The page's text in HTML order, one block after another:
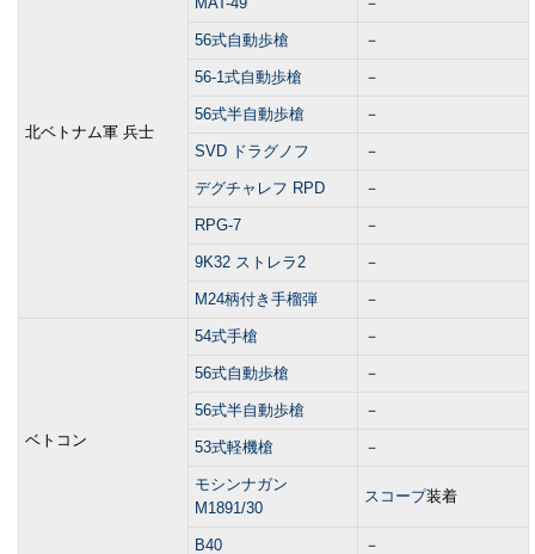
北ベトナム軍 兵士
56式自動歩槍 －
56-1式自動歩槍 －
56式半自動歩槍 －
SVD ドラグノフ －
デグチャレフ RPD －
RPG-7 －
9K32 ストレラ2 －
M24柄付き手榴弾 －
ベトコン
54式手槍 －
56式自動歩槍 －
56式半自動歩槍 －
53式軽機槍 －
モシンナガン
M1891/30
スコープ装着
B40 －